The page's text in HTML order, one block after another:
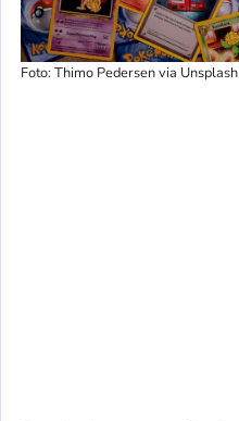
Foto: Thimo Pedersen via Unsplash